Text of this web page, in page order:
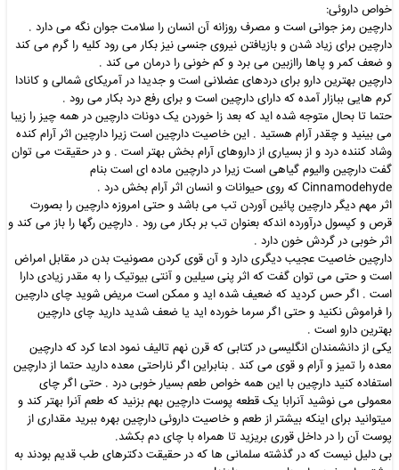
خواص داروئی:
دارچین رمز جوانی است و مصرف روزانه آن انسان را سلامت جوان نگه می دارد .
دارچین برای زیاد شدن و بازیافتن نیروی جنسی نیز بکار می رود کلیه را گرم می کند
و ضعف کمر و پاها راازبین می برد و کم خونی را درمان می کند .
دارچین بهترین دارو برای دردهای عضلانی است و جدیدا در آمریکای شمالی و کانادا
کرم هایی ببازار آمده که دارای دارچین است و برای رفع درد بکار می رود .
حتما تا بحال متوجه شده اید که بعد زا خوردن یک دونات دارچین در همه چیز را زیبا
می بینید و چقدر آرام هستید . این خاصیت دارچین است زیرا دارچین اثر آرام کنده
وشاد کننده درد و از بسیاری از داروهای آرام بخش بهتر است . و در حقیقت می توان
گفت دارچین والیوم گیاهی است زیرا در دارچین ماده ای است بنام
Cinnamodehyde که روی حیوانات و انسان اثر آرام بخش درد .
اثر مهم دیگر دارچین پائین آوردن تب می باشد و حتی امروزه دارچین را بصورت
قرص و کپسول درآورده اندکه بعنوان تب بر بکار می رود . دارچین رگها را باز می کند و
اثر خوبی در گردش خون دارد .
دارچین خاصیت عجیب دیگری دارد و آن قوی کردن مصونیت بدن در مقابل امراض
است و حتی می توان گفت که اثر پنی سیلین و آنتی بیوتیک را به مقدر زیادی دارا
است . اگر حس کردید که ضعیف شده اید و ممکن است مریض شوید چای دارچین
را فراموش نکنید و حتی اگر سرما خورده اید یا ضعف شدید دارید چای دارچین
بهترین دارو است .
یکی از دانشمندان انگلیسی در کتابی که قرن نهم تالیف نمود ادعا کرد که دارچین
معده را تمیز و آرام و قوی می کند . بنابراین اگر ناراحتی معده دارید حتما از دارچین
استفاده کنید دارچین با این همه خواص طعم بسیار خوبی درد . حتی اگر چای
معمولی می نوشید آنرابا یک قطعه پوست دارچین بهم بزنید که طعم آنرا بهتر کند و
میتوانید برای اینکه بیشتر از طعم و خاصیت داروئی دارچین بهره ببرید مقداری از
پوست آن را در داخل قوری بریزید تا همراه با چای دم بکشد.
بی دلیل نیست که در گذشته سلمانی ها که در حقیقت دکترهای طب قدیم بودند به